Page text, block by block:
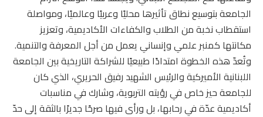
الجامعة بتوسيع نطاق تأثيرها محليًا وعربيًا وعالميًا، ومواصلة
استقطاب نخبة من الطلاب والكفاءات الأكاديمية، وتعزيز
مكانتها كمنبر علمي وإنساني يعمل من أجل المعرفة والتنمية.
وتُعدّ هذه الخطوة امتدادًا طبيعيًا للشراكة التاريخية بين الجامعة
اللبنانية الأميركية والرئيس الشهيد رفيق الحريري، الذي كان
للجامعة حيز خاص في رؤيته التربوية، وشارك في مناسبات
أكاديمية عدّة في رحابها، بل ورأى فيها صرحًا جديرًا بالثقة إلى حدّ